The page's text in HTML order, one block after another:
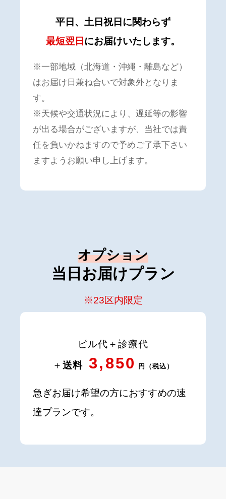
平日、土日祝日に関わらず
最短翌日 にお届けいたします。
※一部地域（北海道・沖縄・離島など）
はお届け日兼ね合いで対象外となりま
す。
※天候や交通状況により、遅延等の影響
が出る場合がございますが、当社では責
任を負いかねますので予めご了承下さい
ますようお願い申し上げます。
オプション
当日お届けプラン
※23区内限定
ピル代＋診療代
＋送料 3,850 円（税込）
急ぎお届け希望の方におすすめの速
達プランです。